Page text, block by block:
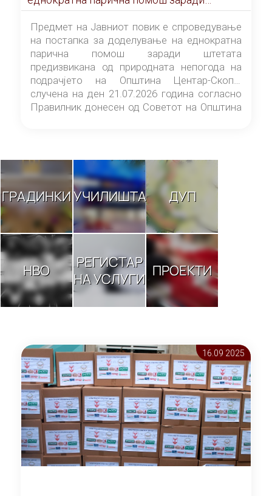
штетата предизвикана од природната
непогода на подрачјето на Општина
Центар-Скопје случена на ден 21.07.2026
година
Предмет на Јавниот повик е спроведување
на постапка за доделување на еднократна
парична помош заради штетата
предизвикана од природната непогода на
подрачјето на Општина Центар-Скопје
случена на ден 21.07.2026 година согласно
Правилник донесен од Советот на Општина
ГРАДИНКИУЧИЛИШТА ДУП
НВО
РЕГИСТАР
НА УСЛУГИ ПРОЕКТИ
16.09 2025